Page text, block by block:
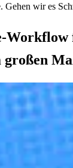
Gehen wir es
Workflow